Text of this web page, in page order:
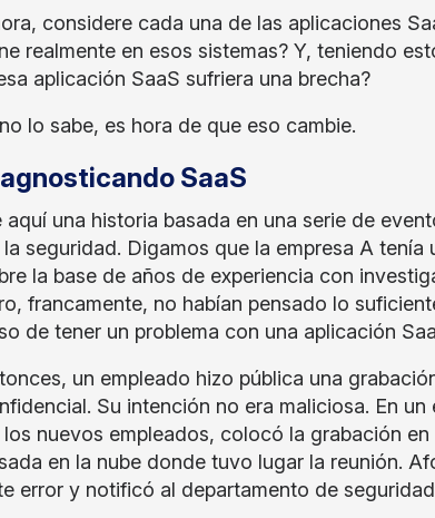
considere cada una de las aplicaciones
realmente en esos sistemas? Y, teniendo
aplicación SaaS sufriera una brecha?
lo sabe, es hora de que eso cambie.
SaaS
aquí una historia basada en una serie de
la seguridad. Digamos que la empresa A
la base de años de experiencia con
francamente, no habían pensado lo
de tener un problema con una aplicación
un empleado hizo pública una
Su intención no era maliciosa. En
los nuevos empleados, colocó la grabación
en la nube donde tuvo lugar la reunión.
error y notificó al departamento de